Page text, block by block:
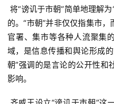
将“谤讥于市朝”简单地理解为“在集市上议论”，显然是片面
的。“市朝”并非仅仅指集市，
官署、集市等各种人流聚集
域，是信息传播和舆论形成
朝”强调的是言论的公开性和
影响。